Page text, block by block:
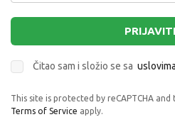
Čitao sam i složio se sa
This site is protected by reCAPTCHA and
Terms of Service apply.